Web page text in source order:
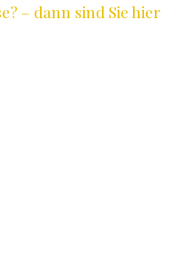
– dann sind Sie hier